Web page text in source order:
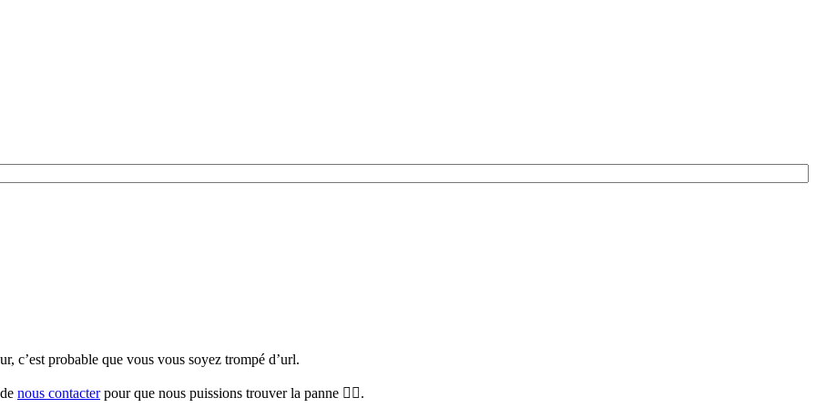
c’est probable que vous vous soyez trompé d’url.
nous contacterpour que nous puissions trouver la panne 🕵️‍♀️.